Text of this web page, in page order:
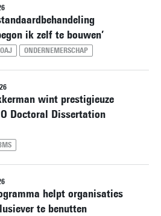
ik zelf te bouwen’
OAJ ONDERNEMERSCHAP
wint prestigieuze
Doctoral Dissertation
helpt organisaties
te benutten